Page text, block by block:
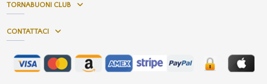
TORNABUONI CLUB
CONTATTACI